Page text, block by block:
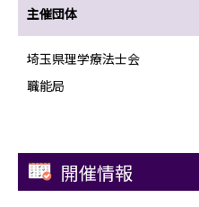
主催団体
埼玉県理学療法士会
職能局
開催情報